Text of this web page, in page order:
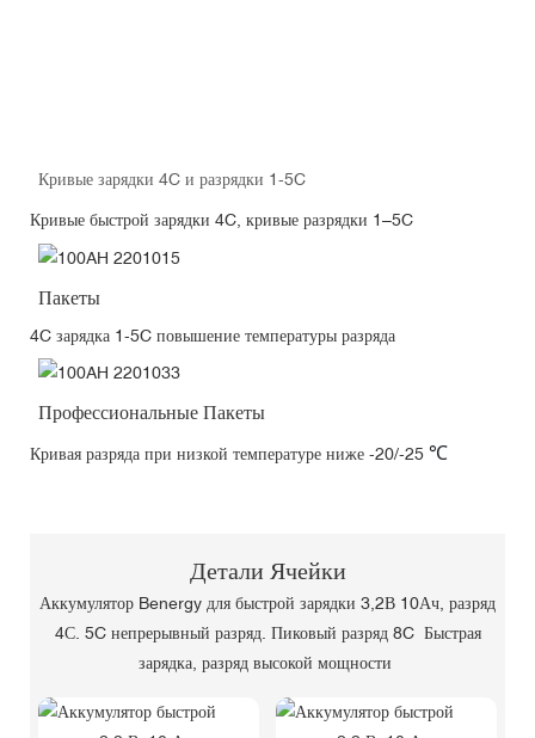
Кривые зарядки 4C и разрядки 1-5C
Кривые быстрой зарядки 4C, кривые разрядки 1–5C
Пакеты
4C зарядка 1-5C повышение температуры разряда
Профессиональные Пакеты
Кривая разряда при низкой температуре ниже -20/-25 ℃
Детали Ячейки
Аккумулятор Benergy для быстрой зарядки 3,2В 10Ач, разряд
4С. 5C непрерывный разряд. Пиковый разряд 8C Быстрая
зарядка, разряд высокой мощности